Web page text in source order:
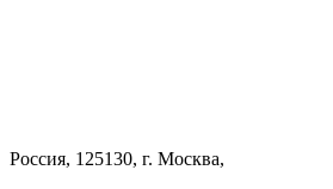
Россия, 125130, г. Москва,